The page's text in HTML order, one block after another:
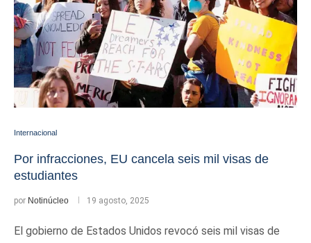
Internacional
Por infracciones, EU cancela seis mil visas de
estudiantes
por Notinúcleo 19 agosto, 2025
El gobierno de Estados Unidos revocó seis mil visas de